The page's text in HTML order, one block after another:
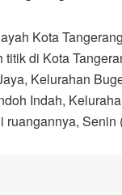
Kota
di Kota
Kelurahan
Indah,
Senin